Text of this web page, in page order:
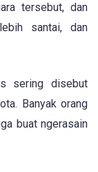
tersebut, dan
santai, dan
sering disebut
Banyak orang
buat ngerasain